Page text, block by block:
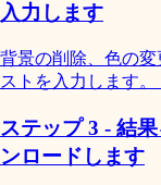
入力します
背景の削除、色の
ストを入力します
ステップ 3 - 結
ンロードします